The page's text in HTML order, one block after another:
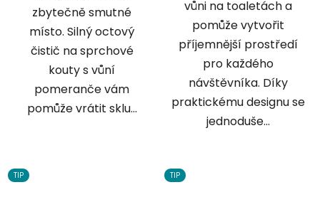
zbytečně smutné
místo. Silný octový
čistič na sprchové
kouty s vůní
pomeranče vám
pomůže vrátit sklu...
vůni na toaletách a
pomůže vytvořit
příjemnější prostředí
pro každého
návštěvníka. Díky
praktickému designu se
jednoduše...
TIP TIP